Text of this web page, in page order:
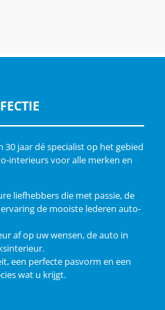
jaar dé specialist op het gebied
interieurs voor alle merken en
liefhebbers die met passie, de
de mooiste lederen auto-
af op uw wensen, de auto in
een perfecte pasvorm en een
wat u krijgt.